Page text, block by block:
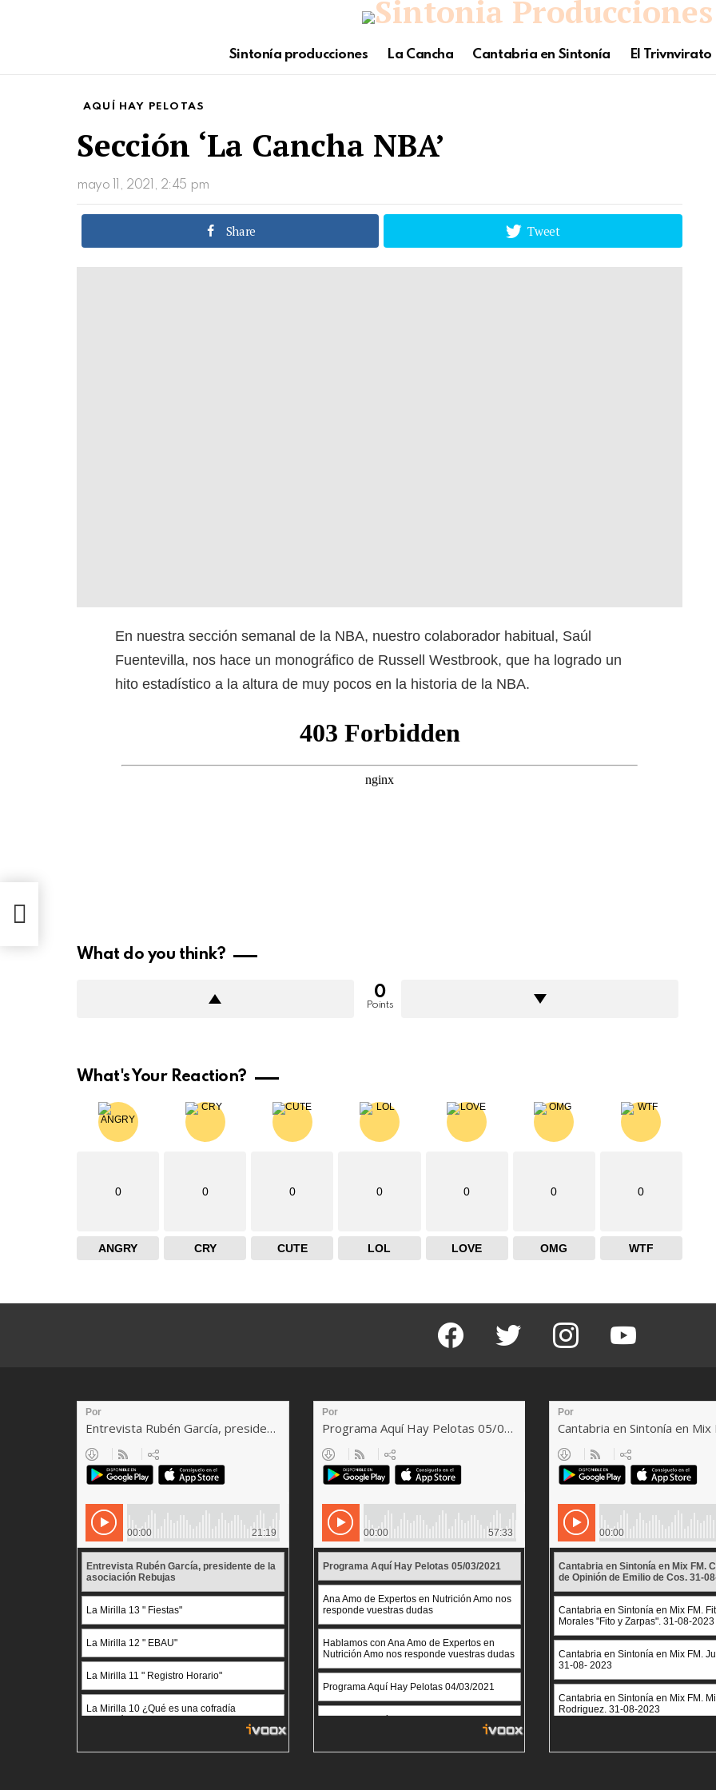
Sintonía producciones La Cancha Cantabria en Sintonía El Trivnvirato
AQUÍ HAY PELOTAS
Sección ‘La Cancha NBA’
mayo 11, 2021, 2:45 pm
Share Tweet
En nuestra sección semanal de la NBA, nuestro colaborador habitual, Saúl
Fuentevilla, nos hace un monográfico de Russell Westbrook, que ha logrado un
hito estadístico a la altura de muy pocos en la historia de la NBA.
What do you think?
0
Points
What's Your Reaction?
0
ANGRY
0
CRY
0
CUTE
0
LOL
0
LOVE
0
OMG
0
WTF
facebook twitter instagram youtube